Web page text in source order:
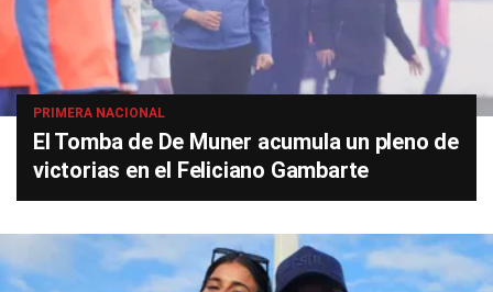
PRIMERA NACIONAL
El Tomba de De Muner acumula un pleno de
victorias en el Feliciano Gambarte